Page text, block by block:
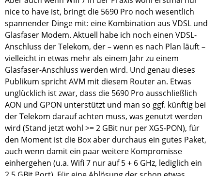
nice to have ist, bringt die 5690 Pro noch wesentlich
spannender Dinge mit: eine Kombination aus VDSL und
Glasfaser Modem. Aktuell habe ich noch einen VDSL-
Anschluss der Telekom, der – wenn es nach Plan läuft –
vielleicht in etwas mehr als einem Jahr zu einem
Glasfaser-Anschluss werden wird. Und genau dieses
Publikum spricht AVM mit diesem Router an. Etwas
unglücklich ist zwar, dass die 5690 Pro ausschließlich
AON und GPON unterstützt und man so ggf. künftig bei
der Telekom darauf achten muss, was genutzt werden
wird (Stand jetzt wohl >= 2 GBit nur per XGS-PON), für
den Moment ist die Box aber durchaus ein gutes Paket,
auch wenn damit ein paar weitere Kompromisse
einhergehen (u.a. Wifi 7 nur auf 5 + 6 GHz, lediglich ein